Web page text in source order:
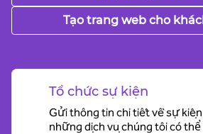
Tạo trang web cho
Tổ chức sự kiện
Gửi thông tin chi tiết về sự
những dịch vụ chúng tôi có thể